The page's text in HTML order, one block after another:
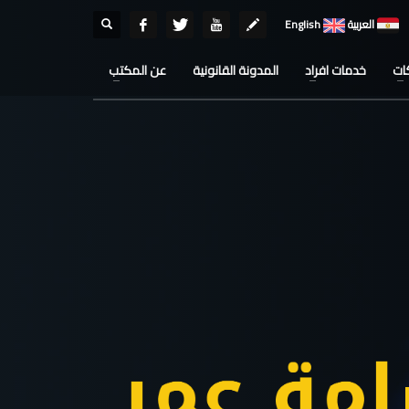
العربية English
خدمات افراد المدونة القانونية عن المكتب